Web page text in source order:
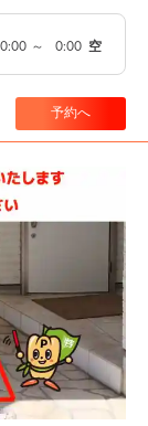
0:00 ～ 0:00 空
予約へ